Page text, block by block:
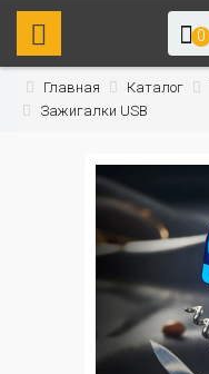
0
Главная Каталог
Зажигалки USB